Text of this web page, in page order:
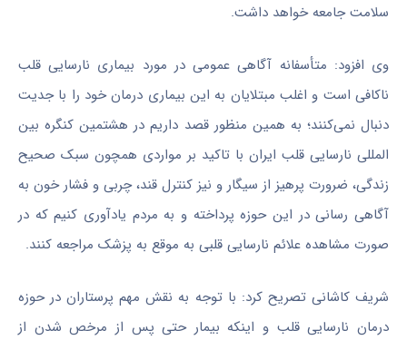
سلامت جامعه خواهد داشت.
وی افزود: متأسفانه آگاهی عمومی در مورد بیماری نارسایی قلب
ناکافی است و اغلب مبتلایان به این بیماری درمان خود را با جدیت
دنبال نمی‌کنند؛ به همین منظور قصد داریم در هشتمین کنگره بین
المللی نارسایی قلب ایران با تاکید بر مواردی همچون سبک صحیح
زندگی، ضرورت پرهیز از سیگار و نیز کنترل قند، چربی و فشار خون به
آگاهی رسانی در این حوزه پرداخته و به مردم یادآوری کنیم که در
صورت مشاهده علائم نارسایی قلبی به موقع به پزشک مراجعه کنند.
شریف کاشانی تصریح کرد: با توجه به نقش مهم پرستاران در حوزه
درمان نارسایی قلب و اینکه بیمار حتی پس از مرخص شدن از